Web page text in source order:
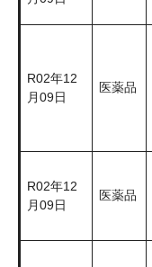
R02年12
月09日
医薬品
R02年12
月09日
医薬品